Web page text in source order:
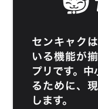
センキャク
いる機能が
プリです。
るために、
します。